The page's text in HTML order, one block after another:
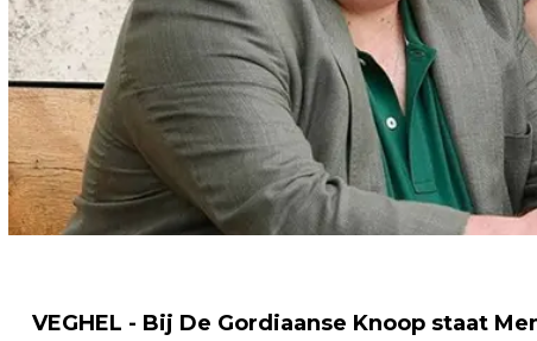
VEGHEL - Bij De Gordiaanse Knoop staat